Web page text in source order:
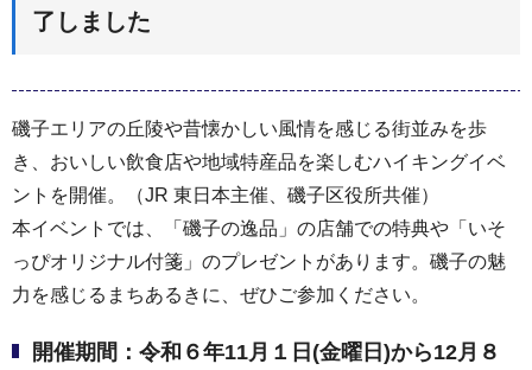
了しました
磯子エリアの丘陵や昔懐かしい風情を感じる街並みを歩
き、おいしい飲食店や地域特産品を楽しむハイキングイベ
ントを開催。（JR 東日本主催、磯子区役所共催）
本イベントでは、「磯子の逸品」の店舗での特典や「いそ
っぴオリジナル付箋」のプレゼントがあります。磯子の魅
力を感じるまちあるきに、ぜひご参加ください。
開催期間：令和６年11月１日(金曜日)から12月８